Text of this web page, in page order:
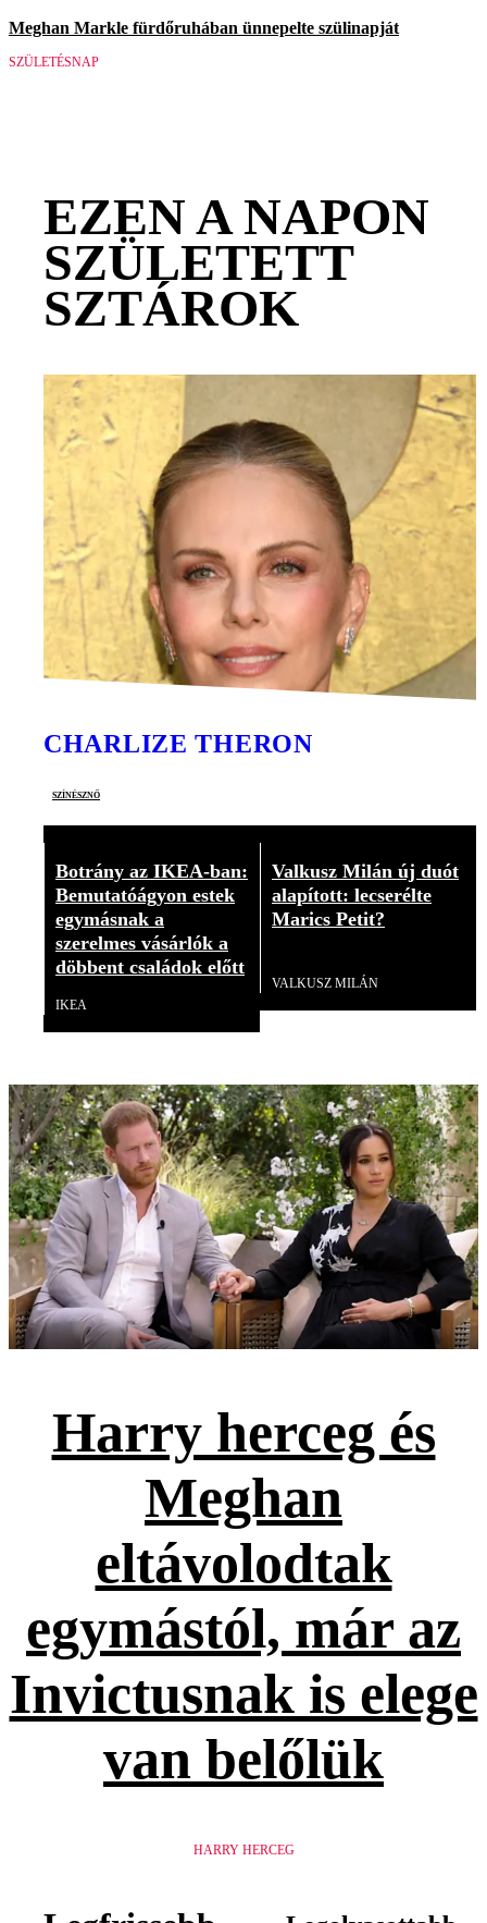
Meghan Markle fürdőruhában ünnepelte szülinapját
SZÜLETÉSNAP
EZEN A NAPON
SZÜLETETT
SZTÁROK
CHARLIZE THERON
színésznő
Botrány az IKEA-ban:
Bemutatóágyon estek
egymásnak a
szerelmes vásárlók a
döbbent családok előtt
IKEA
Valkusz Milán új duót
alapított: lecserélte
Marics Petit?
VALKUSZ MILÁN
Harry herceg és
Meghan
eltávolodtak
egymástól, már az
Invictusnak is elege
van belőlük
HARRY HERCEG